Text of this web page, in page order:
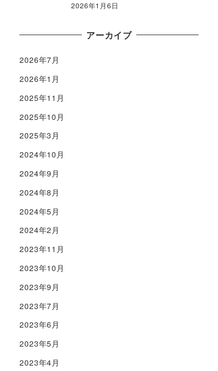
2026年1月6日
アーカイブ
2026年7月
2026年1月
2025年11月
2025年10月
2025年3月
2024年10月
2024年9月
2024年8月
2024年5月
2024年2月
2023年11月
2023年10月
2023年9月
2023年7月
2023年6月
2023年5月
2023年4月